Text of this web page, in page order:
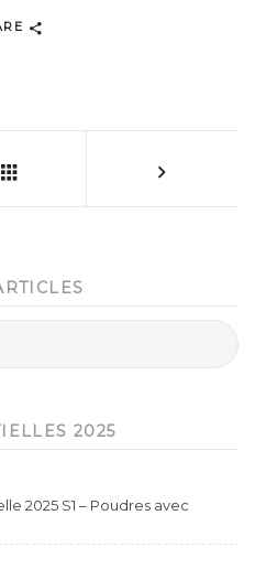
2025
2025 S1 – Poudres avec